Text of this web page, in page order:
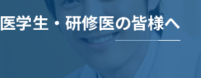
医学生・研修医の皆様へ